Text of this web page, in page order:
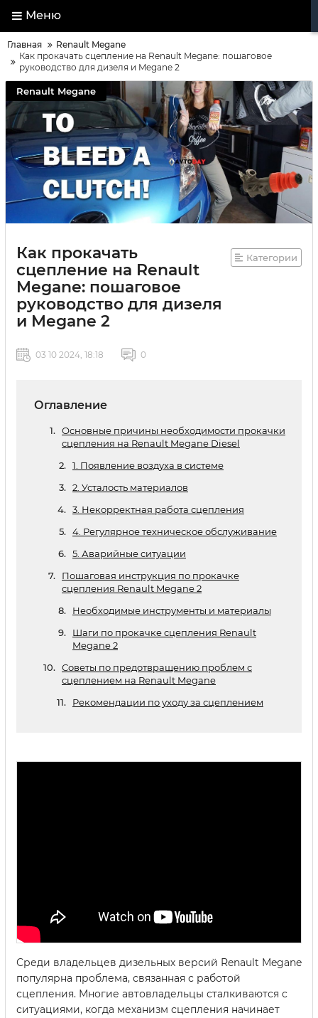
Меню
Главная
Renault Megane
Как прокачать сцепление на Renault Megane: пошаговое
руководство для дизеля и Megane 2
Renault Megane
Как прокачать
сцепление на Renault
Megane: пошаговое
руководство для дизеля
и Megane 2
Категории
03 10 2024, 18:18 0
Оглавление
Основные причины необходимости прокачки
сцепления на Renault Megane Diesel
1. Появление воздуха в системе
2. Усталость материалов
3. Некорректная работа сцепления
4. Регулярное техническое обслуживание
5. Аварийные ситуации
Пошаговая инструкция по прокачке
сцепления Renault Megane 2
Необходимые инструменты и материалы
Шаги по прокачке сцепления Renault
Megane 2
Советы по предотвращению проблем с
сцеплением на Renault Megane
Рекомендации по уходу за сцеплением
Среди владельцев дизельных версий Renault Megane
популярна проблема, связанная с работой
сцепления. Многие автовладельцы сталкиваются с
ситуациями, когда механизм сцепления начинает